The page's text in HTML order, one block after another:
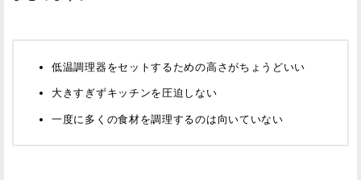
低温調理器をセットするための高さがちょうどいい
大きすぎずキッチンを圧迫しない
一度に多くの食材を調理するのは向いていない